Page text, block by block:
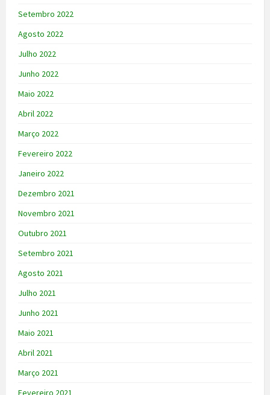
Setembro 2022
Agosto 2022
Julho 2022
Junho 2022
Maio 2022
Abril 2022
Março 2022
Fevereiro 2022
Janeiro 2022
Dezembro 2021
Novembro 2021
Outubro 2021
Setembro 2021
Agosto 2021
Julho 2021
Junho 2021
Maio 2021
Abril 2021
Março 2021
Fevereiro 2021